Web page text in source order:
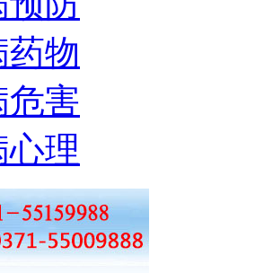
物
危害
理